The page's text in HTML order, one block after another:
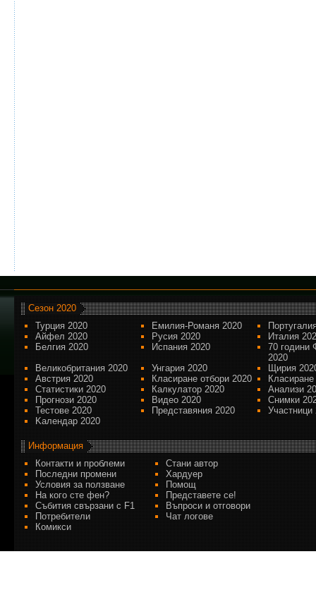
Сезон 2020
Турция 2020
Емилия-Романя 2020
Айфел 2020
Русия 2020
Италия
Белгия 2020
Испания 2020
70 години
2020
Великобритания 2020
Унгария 2020
Щирия
Австрия 2020
Класиране отбори 2020
Статистики 2020
Калкулатор 2020
Анализи
Прогнози 2020
Видео 2020
Снимки
Тестове 2020
Представяния 2020
Участници
Kалендар 2020
Информация
Контакти и проблеми
Стани автор
Последни промени
Хардуер
Условия за ползване
Помощ
На кого сте фен?
Представете се!
Събития свързани с F1
Въпроси и отговори
Потребители
Чат логове
Комикси